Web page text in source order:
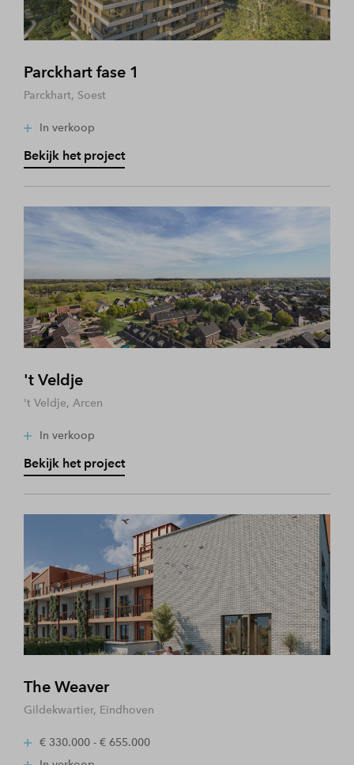
Parckhart fase 1
Parckhart, Soest
In verkoop
Bekijk het project
't Veldje
't Veldje, Arcen
In verkoop
Bekijk het project
The Weaver
Gildekwartier, Eindhoven
€ 330.000 - € 655.000